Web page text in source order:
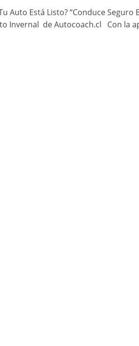
Auto Está Listo? “Conduce Seguro
Invernal de Autocoach.cl Con la